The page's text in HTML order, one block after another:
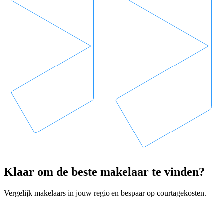
Klaar om de beste makelaar te vinden?
Vergelijk makelaars in jouw regio en bespaar op courtagekosten.